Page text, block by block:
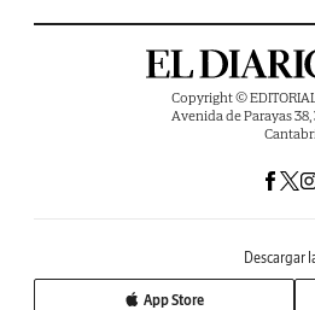
Copyright ©
Avenida de Parayas 38,
Descargar
App Store